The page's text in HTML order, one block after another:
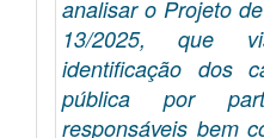
analisar o Projeto
13/2025, que
identificação dos
pública por
responsáveis bem